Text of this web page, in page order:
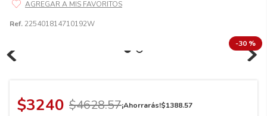
Ref. 225401814710192W
-30 %
$3240 $4628.57¡Ahorrarás!$1388.57
7.245